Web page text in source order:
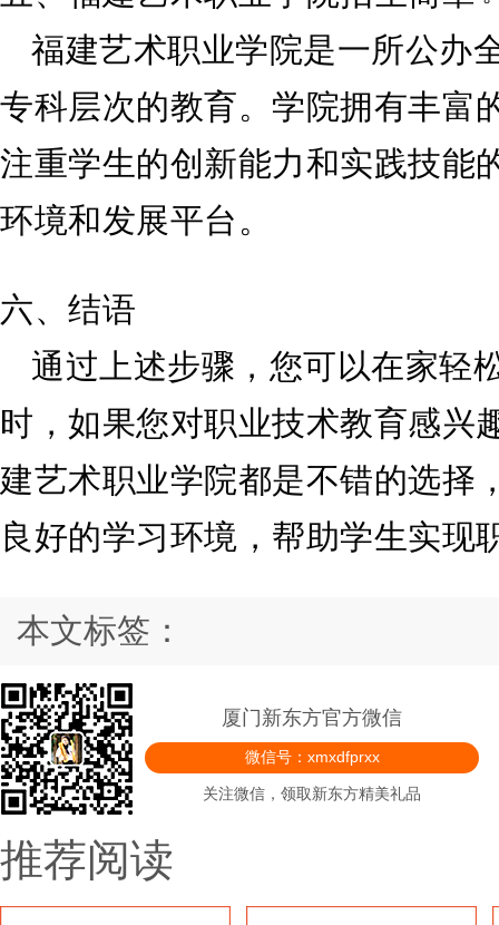
福建艺术职业学院是一所公办
专科层次的教育。学院拥有丰富
注重学生的创新能力和实践技能
环境和发展平台。
六、结语
通过上述步骤，您可以在家轻
时，如果您对职业技术教育感兴
建艺术职业学院都是不错的选择
良好的学习环境，帮助学生实现
本文标签：
厦门新东方官方微信
微信号：xmxdfprxx
关注微信，领取新东方精美礼品
推荐阅读